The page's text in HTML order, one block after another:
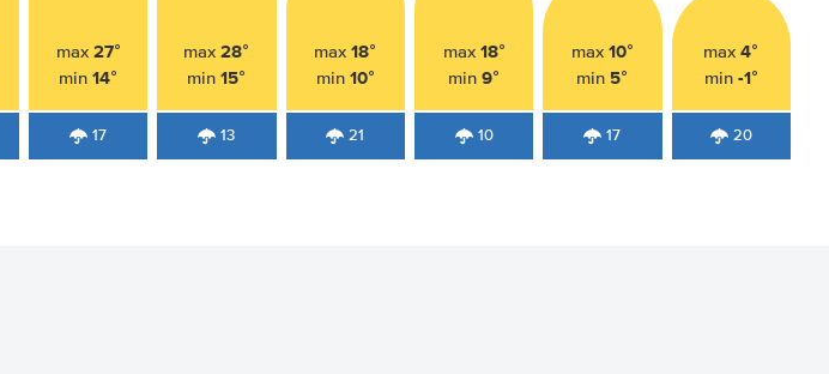
max 27°
min14°
17
max28°
min15°
13
max18°
min 10°
21
max 18°
min9°
10
max 10°
min 5°
17
max4°
min -1°
20